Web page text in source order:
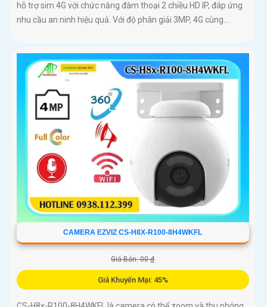
hỗ trợ sim 4G với chức năng đàm thoại 2 chiều HD IP, đáp ứng
nhu cầu an ninh hiệu quả. Với độ phân giải 3MP, 4G cùng...
CAMERA EZVIZ CS-H8X-R100-8H4WKFL
Giá Bán: 00 ₫
Giá Khuyến Mại: 45%